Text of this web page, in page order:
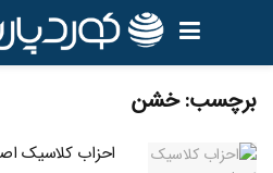
برچسب:خشن
احزاب کلاسیک